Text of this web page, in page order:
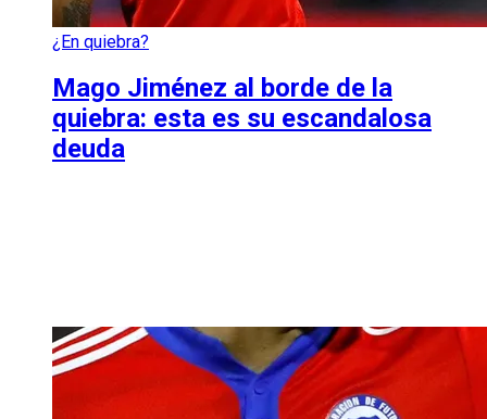
¿En quiebra?
Mago Jiménez al borde de la
quiebra: esta es su escandalosa
deuda